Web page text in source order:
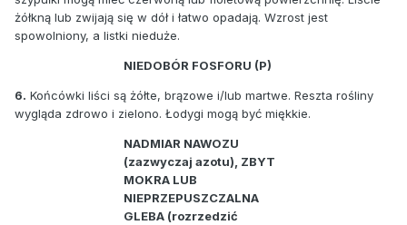
żółkną lub zwijają się w dół i łatwo opadają. Wzrost jest
spowolniony, a listki nieduże.
NIEDOBÓR FOSFORU (P)
6. Końcówki liści są żółte, brązowe i/lub martwe. Reszta rośliny
wygląda zdrowo i zielono. Łodygi mogą być miękkie.
NADMIAR NAWOZU
(zazwyczaj azotu), ZBYT
MOKRA LUB
NIEPRZEPUSZCZALNA
GLEBA (rozrzedzić